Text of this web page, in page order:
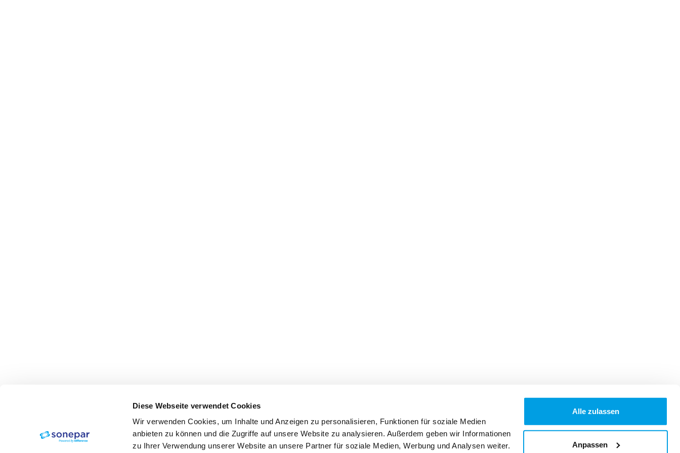
Diese Webseite verwendet Cookies
Wir verwenden Cookies, um Inhalte und Anzeigen zu personalisieren, Funktionen für soziale Medien
anbieten zu können und die Zugriffe auf unsere Website zu analysieren. Außerdem geben wir Informationen
zu Ihrer Verwendung unserer Website an unsere Partner für soziale Medien, Werbung und Analysen weiter.
Alle zulassen
Anpassen